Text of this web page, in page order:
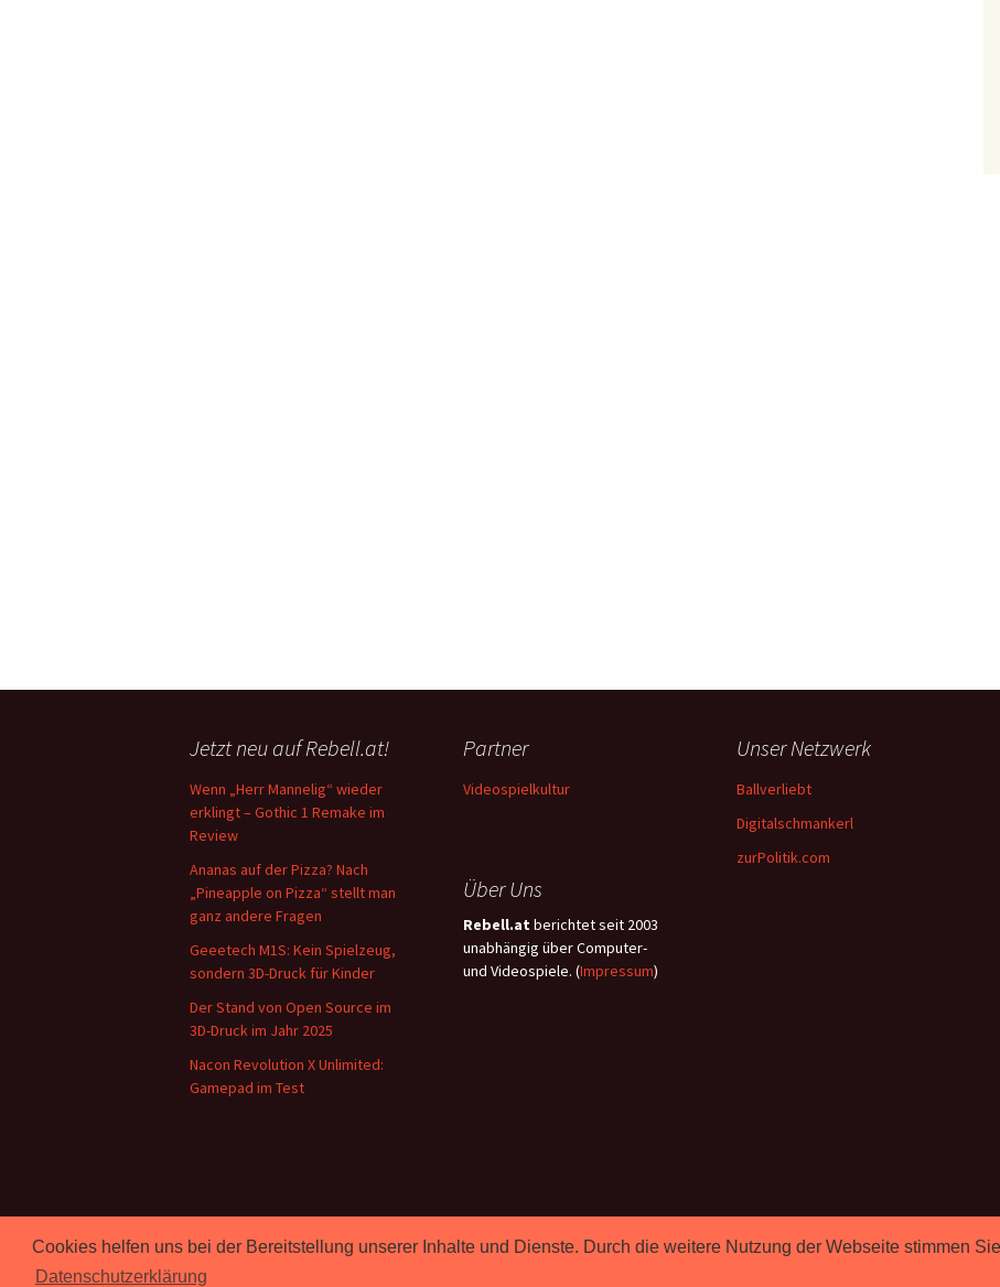
Cookies helfen uns bei der Bereitstellung unserer Inhalte und Dienste. Durch die weitere Nutzung der Webseite stimmen
Datenschutzerklärung
Jetzt neu auf Rebell.at!
Wenn „Herr Mannelig“ wieder
erklingt – Gothic 1 Remake im
Review
Ananas auf der Pizza? Nach
„Pineapple on Pizza“ stellt man
ganz andere Fragen
Geeetech M1S: Kein Spielzeug,
sondern 3D-Druck für Kinder
Der Stand von Open Source im
3D-Druck im Jahr 2025
Nacon Revolution X Unlimited:
Gamepad im Test
Partner
Videospielkultur
Unser Netzwerk
Ballverliebt
Digitalschmankerl
zurPolitik.com
Über Uns
Rebell.at berichtet seit 2003
unabhängig über Computer-
und Videospiele. (Impressum)
Proudly powered by WordPress